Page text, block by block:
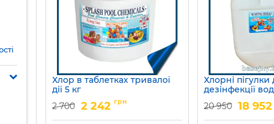
Хлор в таблетках тривалої
дії 5 кг
Артикул: 15049684
2 700 2 242 грн
Хлорні пігулки
дезінфекції
Артикул: 15049689
20 950 18 952